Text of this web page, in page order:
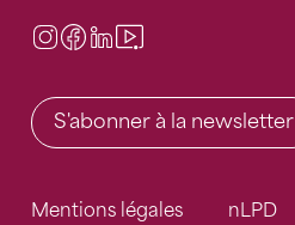
Instagram
Facebook
LinkedIn
S'abonner à la newsletter
Mentions légales nLPD